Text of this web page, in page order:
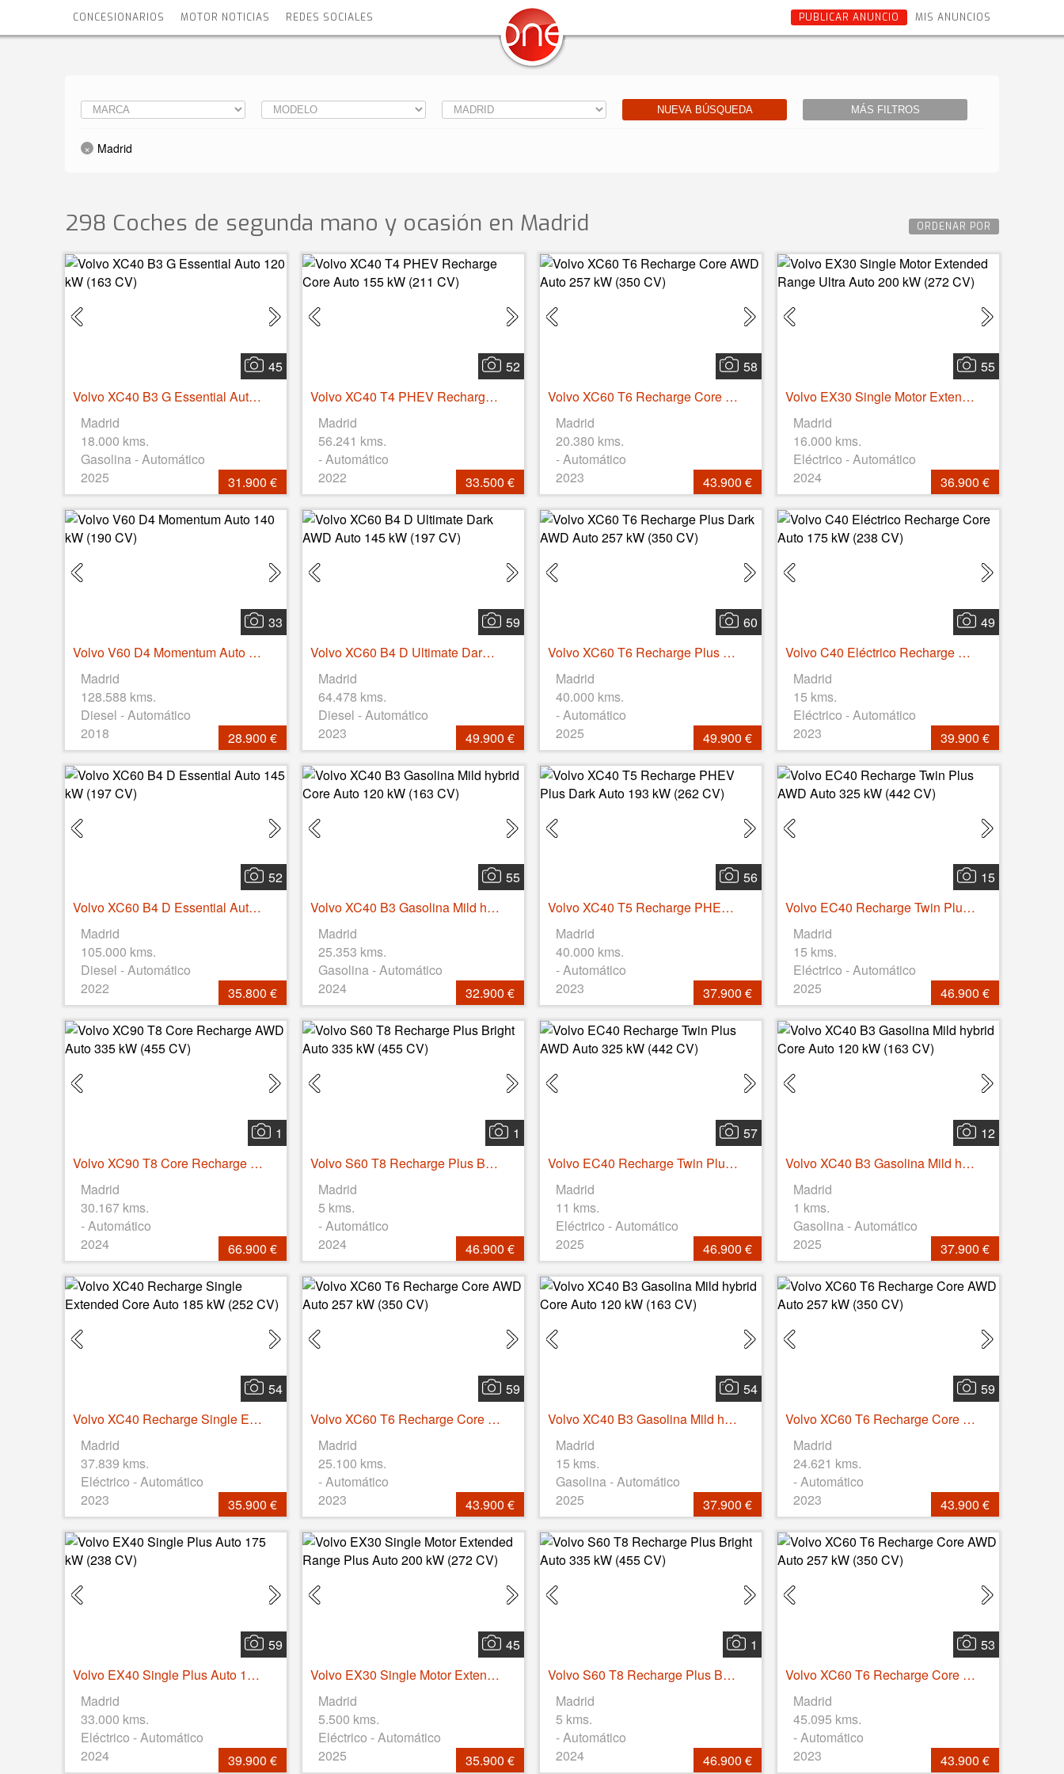
CONCESIONARIOS MOTOR NOTICIAS REDES SOCIALES MIS ANUNCIOS
PUBLICAR ANUNCIO
NUEVA BÚSQUEDA MÁS FILTROS
Madrid
ORDENAR POR
298 Coches de segunda mano y ocasión en Madrid
45
Volvo XC40 B3 G Essential Auto 120 kW (163 CV)
Madrid
18.000 kms.
Gasolina - Automático
2025
31.900 €
52
Volvo XC40 T4 PHEV Recharge Core Auto 155 kW (211 CV)
Madrid
56.241 kms.
- Automático
2022
33.500 €
58
Volvo XC60 T6 Recharge Core AWD Auto 257 kW (350 CV)
Madrid
20.380 kms.
- Automático
2023
43.900 €
55
Volvo EX30 Single Motor Extended Range Ultra Auto 200 kW (272 CV)
Madrid
16.000 kms.
Eléctrico - Automático
2024
36.900 €
33
Volvo V60 D4 Momentum Auto 140 kW (190 CV)
Madrid
128.588 kms.
Diesel - Automático
2018
28.900 €
59
Volvo XC60 B4 D Ultimate Dark AWD Auto 145 kW (197 CV)
Madrid
64.478 kms.
Diesel - Automático
2023
49.900 €
60
Volvo XC60 T6 Recharge Plus Dark AWD Auto 257 kW (350 CV)
Madrid
40.000 kms.
- Automático
2025
49.900 €
49
Volvo C40 Eléctrico Recharge Core Auto 175 kW (238 CV)
Madrid
15 kms.
Eléctrico - Automático
2023
39.900 €
52
Volvo XC60 B4 D Essential Auto 145 kW (197 CV)
Madrid
105.000 kms.
Diesel - Automático
2022
35.800 €
55
Volvo XC40 B3 Gasolina Mild hybrid Core Auto 120 kW (163 CV)
Madrid
25.353 kms.
Gasolina - Automático
2024
32.900 €
56
Volvo XC40 T5 Recharge PHEV Plus Dark Auto 193 kW (262 CV)
Madrid
40.000 kms.
- Automático
2023
37.900 €
15
Volvo EC40 Recharge Twin Plus AWD Auto 325 kW (442 CV)
Madrid
15 kms.
Eléctrico - Automático
2025
46.900 €
1
Volvo XC90 T8 Core Recharge AWD Auto 335 kW (455 CV)
Madrid
30.167 kms.
- Automático
2024
66.900 €
1
Volvo S60 T8 Recharge Plus Bright Auto 335 kW (455 CV)
Madrid
5 kms.
- Automático
2024
46.900 €
57
Volvo EC40 Recharge Twin Plus AWD Auto 325 kW (442 CV)
Madrid
11 kms.
Eléctrico - Automático
2025
46.900 €
12
Volvo XC40 B3 Gasolina Mild hybrid Core Auto 120 kW (163 CV)
Madrid
1 kms.
Gasolina - Automático
2025
37.900 €
54
Volvo XC40 Recharge Single Extended Core Auto 185 kW (252 CV)
Madrid
37.839 kms.
Eléctrico - Automático
2023
35.900 €
59
Volvo XC60 T6 Recharge Core AWD Auto 257 kW (350 CV)
Madrid
25.100 kms.
- Automático
2023
43.900 €
54
Volvo XC40 B3 Gasolina Mild hybrid Core Auto 120 kW (163 CV)
Madrid
15 kms.
Gasolina - Automático
2025
37.900 €
59
Volvo XC60 T6 Recharge Core AWD Auto 257 kW (350 CV)
Madrid
24.621 kms.
- Automático
2023
43.900 €
59
Volvo EX40 Single Plus Auto 175 kW (238 CV)
Madrid
33.000 kms.
Eléctrico - Automático
2024
39.900 €
45
Volvo EX30 Single Motor Extended Range Plus Auto 200 kW (272 CV)
Madrid
5.500 kms.
Eléctrico - Automático
2025
35.900 €
1
Volvo S60 T8 Recharge Plus Bright Auto 335 kW (455 CV)
Madrid
5 kms.
- Automático
2024
46.900 €
53
Volvo XC60 T6 Recharge Core AWD Auto 257 kW (350 CV)
Madrid
45.095 kms.
- Automático
2023
43.900 €